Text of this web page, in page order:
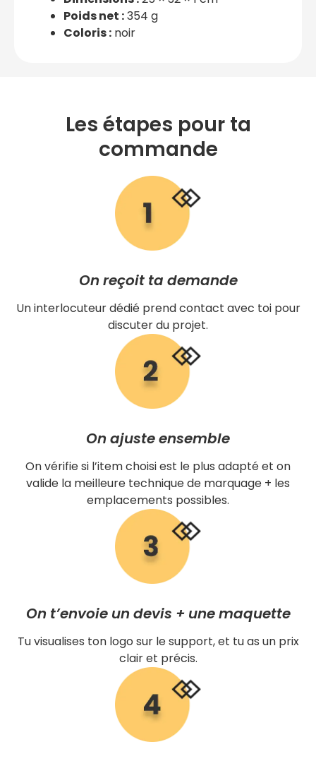
Poids net :354 g
Coloris : noir
Les étapes pour ta
commande
On reçoit ta demande
Un interlocuteur dédié prend contact avec toi pour
discuter du projet.
On ajuste ensemble
On vérifie si l’item choisi est le plus adapté et on
valide la meilleure technique de marquage + les
emplacements possibles.
On t’envoie un devis + une maquette
Tu visualises ton logo sur le support, et tu as un prix
clair et précis.